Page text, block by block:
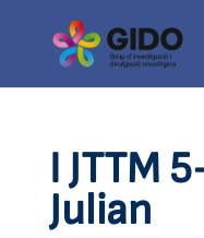
I JTTM
Julian